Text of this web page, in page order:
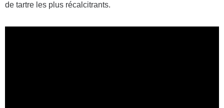
de tartre les plus récalcitrants.